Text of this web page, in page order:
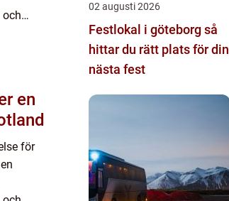
för
02 augusti 2026
Festlokal i göteborg så
hittar du rätt plats för din
nästa fest